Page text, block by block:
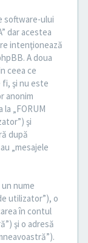
software-ului
dar acestea
intenţionează
A doua
ceea ce
şi nu este
anonim
„FORUM
şi
după
„mesajele
nume
utilizator”), o
în contul
şi o adresă